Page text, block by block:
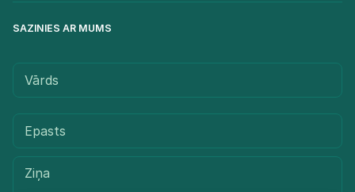
SAZINIES AR MUMS